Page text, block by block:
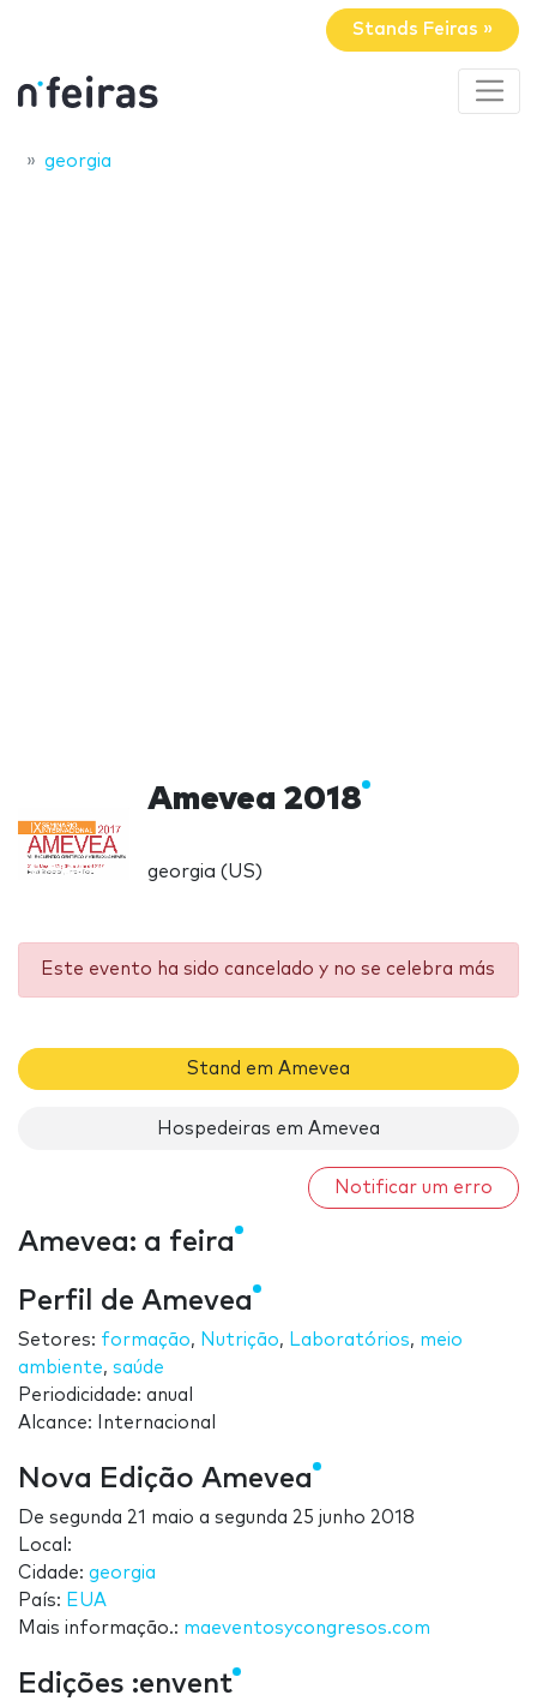
Stands Feiras »
georgia
Amevea 2018
georgia (US)
Este evento ha sido cancelado y no se celebra más
Stand em Amevea
Hospedeiras em Amevea
Notificar um erro
Amevea: a feira
Perfil de Amevea
Setores: formação, Nutrição, Laboratórios, meio
ambiente, saúde
Periodicidade: anual
Alcance: Internacional
Nova Edição Amevea
De segunda 21 maio a segunda 25 junho 2018
Local:
Cidade: georgia
País: EUA
Mais informação.: maeventosycongresos.com
Edições :envent